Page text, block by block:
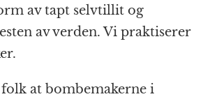
av tapt selvtillit og
av verden. Vi praktiserer
at bombemakerne i